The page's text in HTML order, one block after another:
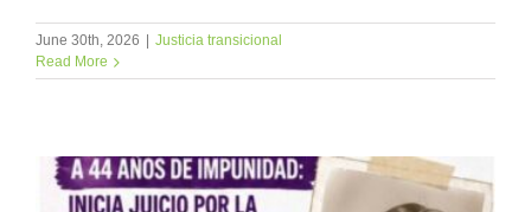
June 30th, 2026
Justicia transicional
Read More